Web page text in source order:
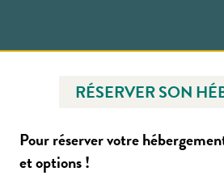
Comment venir
RÉSERVER SON
Pour réserver votre
et options !